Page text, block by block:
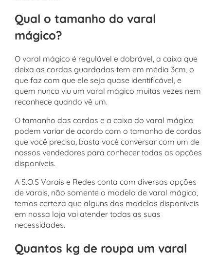
Qual o tamanho do varal
mágico?
O varal mágico é regulável e dobrável, a caixa que
deixa as cordas guardadas tem em média 3cm, o
que faz com que ele seja quase identificável, e
quem nunca viu um varal mágico muitas vezes nem
reconhece quando vê um.
O tamanho das cordas e a caixa do varal mágico
podem variar de acordo com o tamanho de cordas
que você precisa, basta você conversar com um de
nossos vendedores para conhecer todas as opções
disponíveis.
A S.O.S Varais e Redes conta com diversas opções
de varais, não somente o modelo de varal mágico,
temos certeza que alguns dos modelos disponíveis
em nossa loja vai atender todas as suas
necessidades.
Quantos kg de roupa um varal